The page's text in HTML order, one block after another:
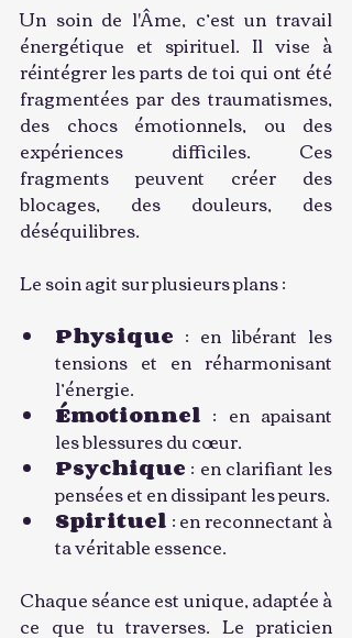
Un soin de l'Âme, c’est un travail
énergétique et spirituel. Il vise à
réintégrer les parts de toi qui ont été
fragmentées par des traumatismes,
des chocs émotionnels, ou des
expériences difficiles. Ces
fragments peuvent créer des
blocages, des douleurs, des
déséquilibres.
Le soin agit sur plusieurs plans :
Physique : en libérant les
tensions et en réharmonisant
l’énergie.
Émotionnel : en apaisant
les blessures du cœur.
Psychique : en clarifiant les
pensées et en dissipant les peurs.
Spirituel : en reconnectant à
ta véritable essence.
Chaque séance est unique, adaptée à
ce que tu traverses. Le praticien